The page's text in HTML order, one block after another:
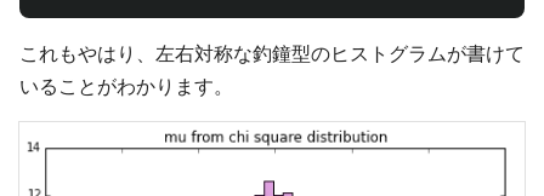
これもやはり、左右対称な釣鐘型のヒストグラムが書けて
いることがわかります。